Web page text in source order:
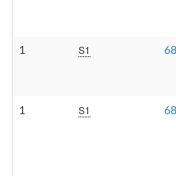
1 S1
1 S1